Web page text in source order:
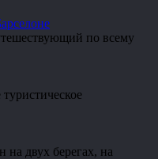
по всему
на двух берегах, на